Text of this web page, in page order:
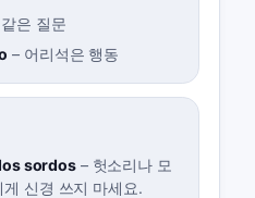
은 질문
– 어리석은 행동
sordos– 헛소리나 모
신경 쓰지 마세요.